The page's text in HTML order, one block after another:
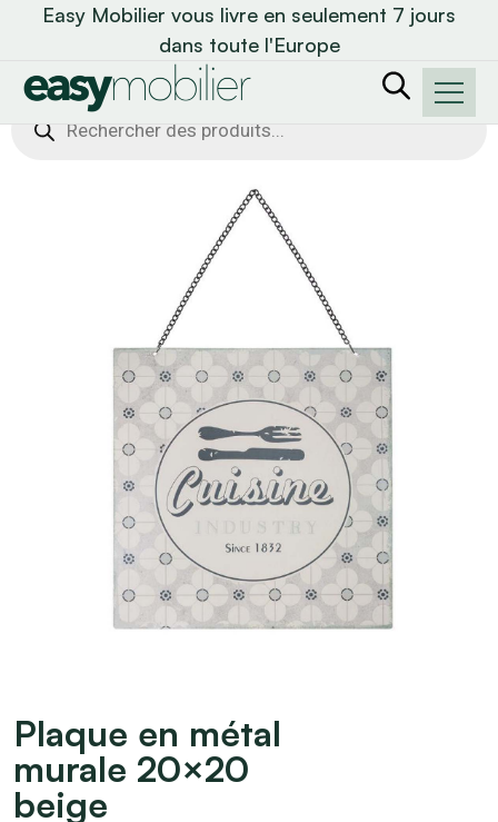
Easy Mobilier vous livre en seulement 7 jours
dans toute l'Europe
Recherche
de
Plaque en métal
murale 20×20
beige